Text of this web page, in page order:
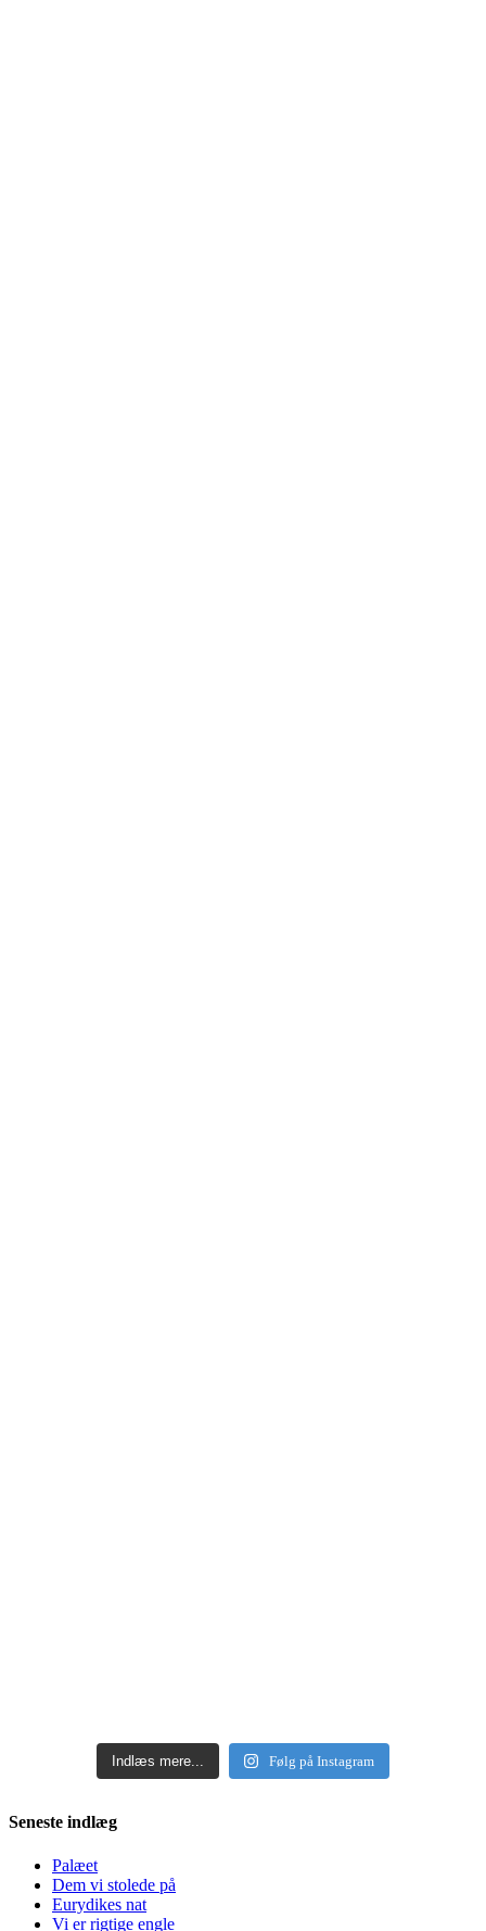
Indlæs mere... Følg på Instagram
Seneste indlæg
Palæet
Dem vi stolede på
Eurydikes nat
Vi er rigtige engle